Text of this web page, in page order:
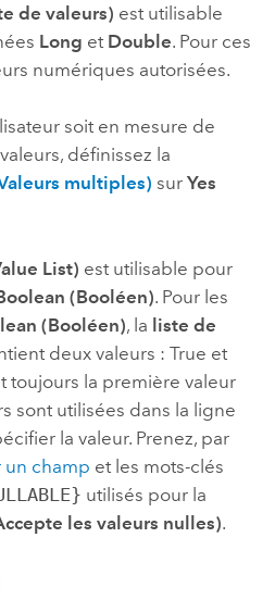
de valeurs) est utilisable
Long et Double. Pour ces
numériques autorisées.
soit en mesure de
définissez la
multiples) sur Yes
List) est utilisable pour
(Booléen). Pour les
(Booléen), la liste de
deux valeurs : True et
toujours la première valeur
sont utilisées dans la ligne
la valeur. Prenez, par
un champ et les mots-clés
utilisés pour la
les valeurs nulles).